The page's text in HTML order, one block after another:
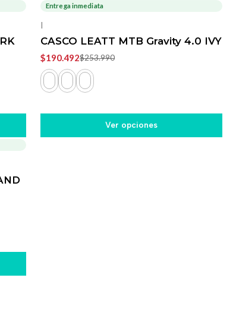
-25%
Entrega inmediata
|
CASCO LEATT MTB Gravity 4.0 IVY
$190.492$253.990
Ver opciones